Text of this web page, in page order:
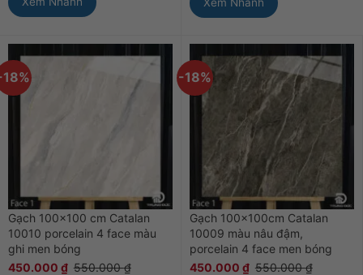
Gạch 100×100 cm Catalan
10010 porcelain 4 face màu
ghi men bóng
450.000 ₫ 550.000₫
-18%
Gạch 100x100cm Catalan
10009 màu nâu đậm,
porcelain 4 face men bóng
450.000 ₫ 550.000₫